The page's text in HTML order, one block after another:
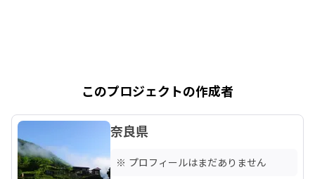
このプロジェクトの作成者
奈良県
※ プロフィールはまだありません